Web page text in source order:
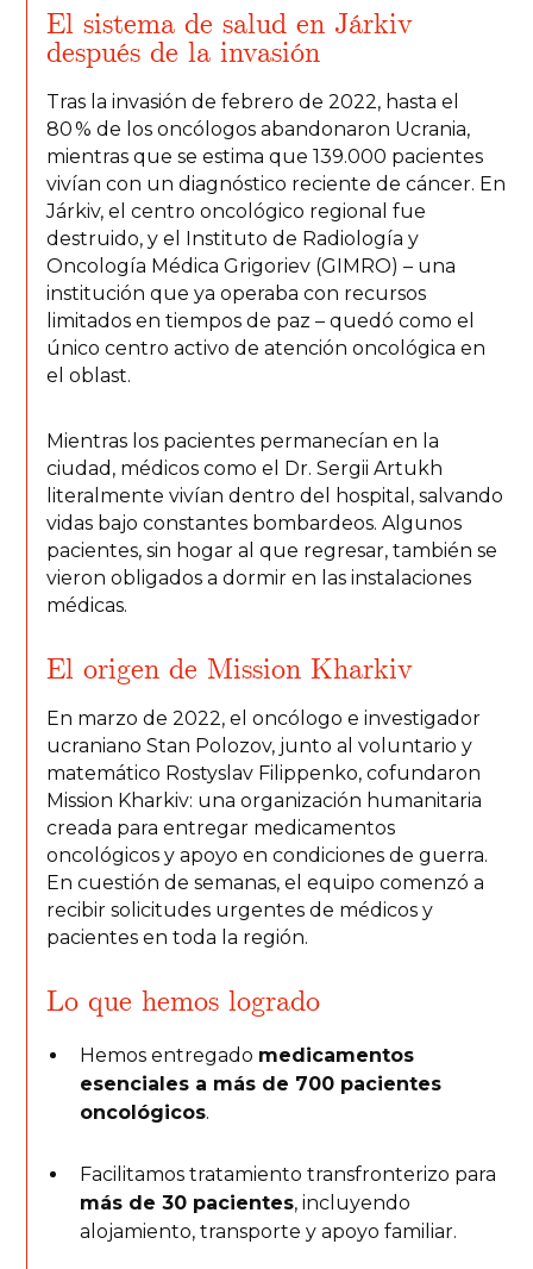
El sistema de salud en Járkiv
después de la invasión
Tras la invasión de febrero de 2022, hasta el
80 % de los oncólogos abandonaron Ucrania,
mientras que se estima que 139.000 pacientes
vivían con un diagnóstico reciente de cáncer. En
Járkiv, el centro oncológico regional fue
destruido, y el Instituto de Radiología y
Oncología Médica Grigoriev (GIMRO) – una
institución que ya operaba con recursos
limitados en tiempos de paz – quedó como el
único centro activo de atención oncológica en
el oblast.
Mientras los pacientes permanecían en la
ciudad, médicos como el Dr. Sergii Artukh
literalmente vivían dentro del hospital, salvando
vidas bajo constantes bombardeos. Algunos
pacientes, sin hogar al que regresar, también se
vieron obligados a dormir en las instalaciones
médicas.
El origen de Mission Kharkiv
En marzo de 2022, el oncólogo e investigador
ucraniano Stan Polozov, junto al voluntario y
matemático Rostyslav Filippenko, cofundaron
Mission Kharkiv: una organización humanitaria
creada para entregar medicamentos
oncológicos y apoyo en condiciones de guerra.
En cuestión de semanas, el equipo comenzó a
recibir solicitudes urgentes de médicos y
pacientes en toda la región.
Lo que hemos logrado
Hemos entregado medicamentos
esenciales a más de 700 pacientes
oncológicos.
Facilitamos tratamiento transfronterizo para
más de 30 pacientes, incluyendo
alojamiento, transporte y apoyo familiar.